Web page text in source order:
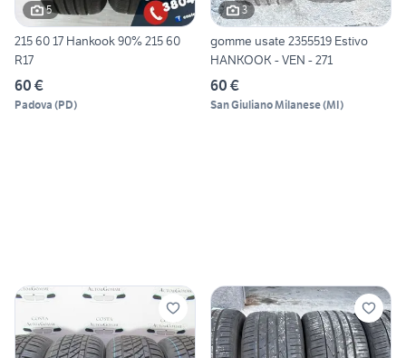
5
215 60 17 Hankook 90% 215 60
R17
60 €
Padova (PD)
3
gomme usate 2355519 Estivo
HANKOOK - VEN - 271
60 €
San Giuliano Milanese(MI)